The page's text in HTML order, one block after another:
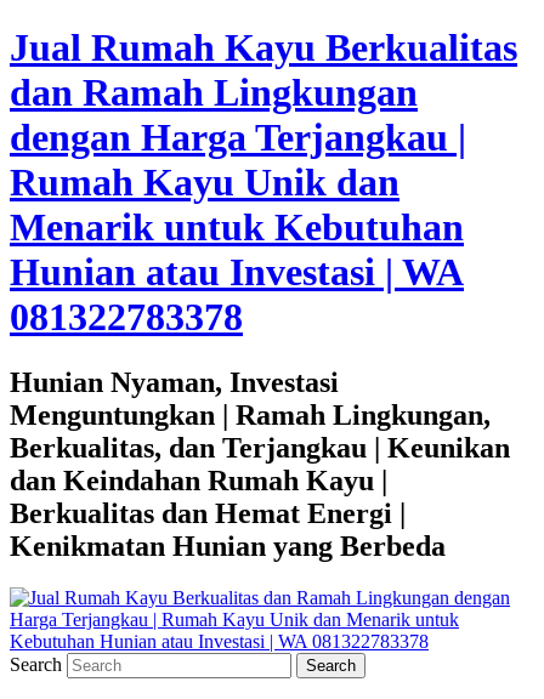
Jual Rumah Kayu Berkualitas
dan Ramah Lingkungan
dengan Harga Terjangkau |
Rumah Kayu Unik dan
Menarik untuk Kebutuhan
Hunian atau Investasi | WA
081322783378
Hunian Nyaman, Investasi
Menguntungkan | Ramah Lingkungan,
Berkualitas, dan Terjangkau | Keunikan
dan Keindahan Rumah Kayu |
Berkualitas dan Hemat Energi |
Kenikmatan Hunian yang Berbeda
Search